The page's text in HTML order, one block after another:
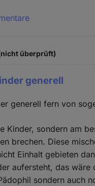
überprüft)
generell
generell fern von
Kinder, sondern am
brechen. Diese
Einhalt gebieten
aufersteht, das
sondern auch